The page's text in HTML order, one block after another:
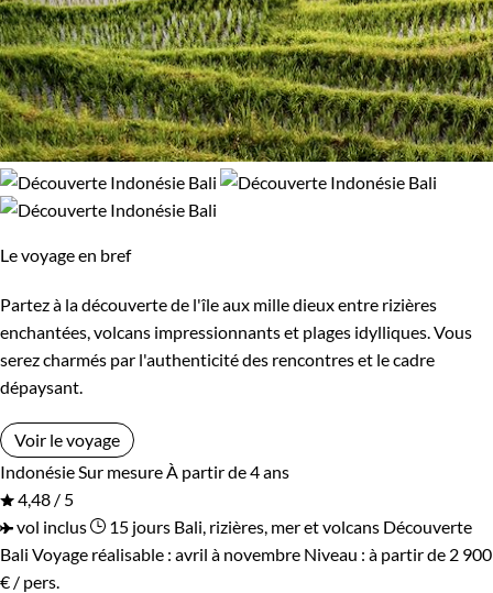
Le voyage en bref
Partez à la découverte de l'île aux mille dieux entre rizières
enchantées, volcans impressionnants et plages idylliques. Vous
serez charmés par l'authenticité des rencontres et le cadre
dépaysant.
Voir le voyage
Indonésie Sur mesure À partir de 4 ans
4,48 / 5
vol inclus
15 jours Bali, rizières, mer et volcans Découverte
Bali Voyage réalisable : avril à novembre Niveau : à partir de 2 900
€ / pers.